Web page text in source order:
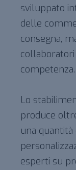
sviluppato
delle
consegna,
competenza.
Lo
produce
una quantità
esperti su